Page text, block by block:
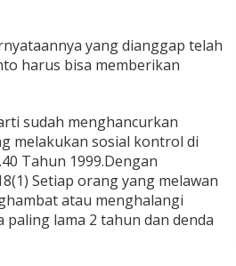
yang dianggap telah
harus bisa memberikan
sudah menghancurkan
melakukan sosial kontrol di
Tahun 1999.Dengan
Setiap orang yang melawan
atau menghalangi
paling lama 2 tahun dan denda